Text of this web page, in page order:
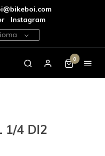
Instagram
0
1/4 DI2